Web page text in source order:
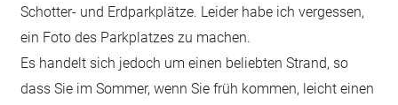
Schotter- und Erdparkplätze. Leider habe ich vergessen,
ein Foto des Parkplatzes zu machen.
Es handelt sich jedoch um einen beliebten Strand, so
dass Sie im Sommer, wenn Sie früh kommen, leicht einen